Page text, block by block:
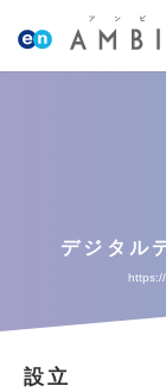
デジタル
設立